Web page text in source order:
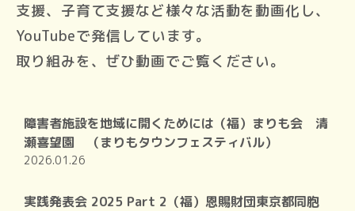
支援、子育て支援など様々な活動を動画化し、
YouTubeで発信しています。
取り組みを、ぜひ動画でご覧ください。
障害者施設を地域に開くためには（福）まりも会 清
瀬喜望園 （まりもタウンフェスティバル）
2026.01.26
実践発表会 2025 Part 2（福）恩賜財団東京都同胞